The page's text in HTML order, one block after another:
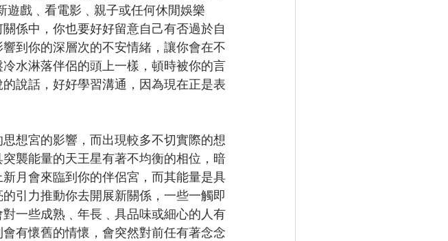
戲﹑看電影﹑親子或任何休閒娛樂
係中，你也要好好留意自己有否過於自
到你的深層次的不安情緒，讓你會在不
水淋落伴侶的頭上一樣，頓時被你的言
說話，好好學習溝通，因為現在正是表
想宮的影響，而出現較多不切實際的想
襲能量的天王星有著不均衡的相位，暗
月會來臨到你的伴侶宮，而其能量是具
引力推動你去開展新關係，一些一觸即
一些成熟﹑年長﹑具品味或細心的人有
有懷舊的情懷，會突然對前任有著念念